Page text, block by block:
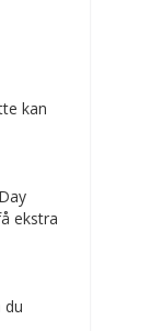
kan
ekstra
du